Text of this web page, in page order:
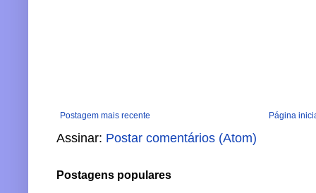
Postagem mais recente Página
Assinar: Postar comentários (Atom)
Postagens populares